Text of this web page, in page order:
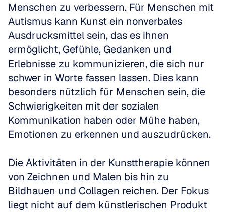
Menschen zu verbessern. Für Menschen mit
Autismus kann Kunst ein nonverbales
Ausdrucksmittel sein, das es ihnen
ermöglicht, Gefühle, Gedanken und
Erlebnisse zu kommunizieren, die sich nur
schwer in Worte fassen lassen. Dies kann
besonders nützlich für Menschen sein, die
Schwierigkeiten mit der sozialen
Kommunikation haben oder Mühe haben,
Emotionen zu erkennen und auszudrücken.
Die Aktivitäten in der Kunsttherapie können
von Zeichnen und Malen bis hin zu
Bildhauen und Collagen reichen. Der Fokus
liegt nicht auf dem künstlerischen Produkt